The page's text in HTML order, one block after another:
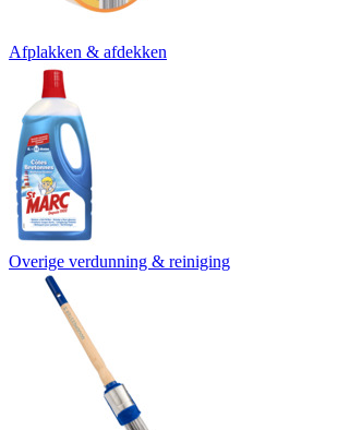
Afplakken & afdekken
Overige verdunning & reiniging